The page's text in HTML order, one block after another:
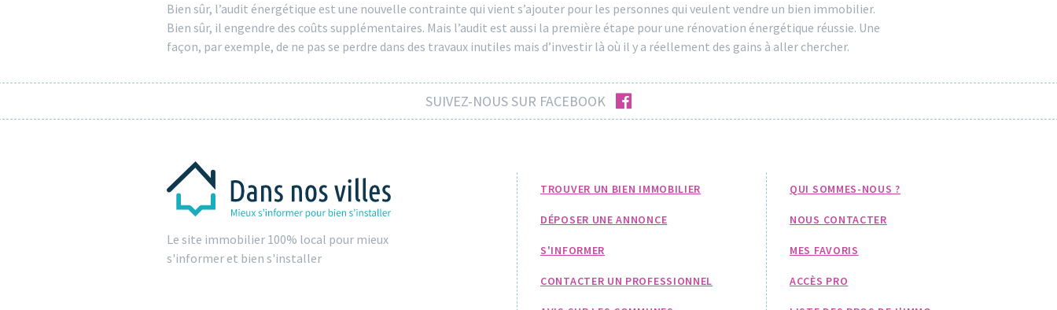
Bien sûr, l’audit énergétique est une nouvelle contrainte qui vient s’ajouter pour les personnes qui veulent vendre un bien immobilier.
Bien sûr, il engendre des coûts supplémentaires. Mais l’audit est aussi la première étape pour une rénovation énergétique réussie. Une
façon, par exemple, de ne pas se perdre dans des travaux inutiles mais d’investir là où il y a réellement des gains à aller chercher.
SUIVEZ-NOUS SUR FACEBOOK facebook
Le site immobilier 100% local pour mieux
s'informer et bien s'installer
TROUVER UN BIEN IMMOBILIER
DÉPOSER UNE ANNONCE
S'INFORMER
CONTACTER UN PROFESSIONNEL
QUI SOMMES-NOUS ?
NOUS CONTACTER
MES FAVORIS
ACCÈS PRO